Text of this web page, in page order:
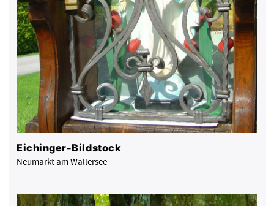
Eichinger-Bildstock
Neumarkt am Wallersee